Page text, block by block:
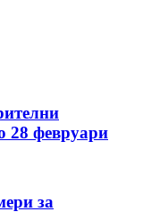
28 февруари
за